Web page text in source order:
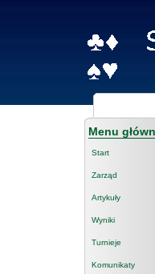
Menu
Start
Zarząd
Artykuły
Wyniki
Turnieje
Komunikaty